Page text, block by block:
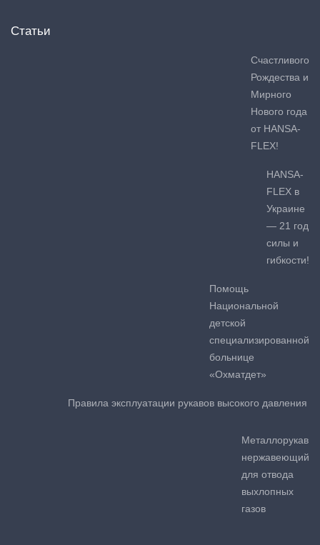
Статьи
Счастливого
Рождества и
Мирного
Нового года
от HANSA-
FLEX!
HANSA-
FLEX в
Украине
— 21 год
силы и
гибкости!
Помощь
Национальной
детской
специализированной
больнице
«Охматдет»
Правила эксплуатации рукавов высокого давления
Металлорукав
нержавеющий
для отвода
выхлопных
газов